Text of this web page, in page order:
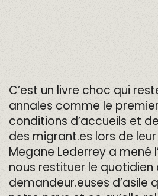
C’est un livre choc qui
annales comme le
conditions d’accueils et
des migrant.es lors de
Megane Lederrey a mené
nous restituer le quotidien
demandeur.euses d’asile